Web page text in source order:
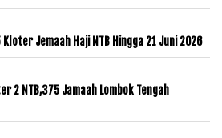
Kloter Jemaah Haji NTB Hingga 21 Juni 2026
2 NTB,375 Jamaah Lombok Tengah